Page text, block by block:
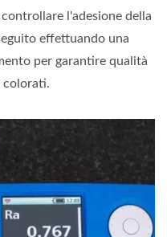
l'adesione della
effettuando una
per garantire qualità
colorati.